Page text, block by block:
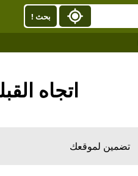
بحث !
اتجاه
تضمين لموقعك